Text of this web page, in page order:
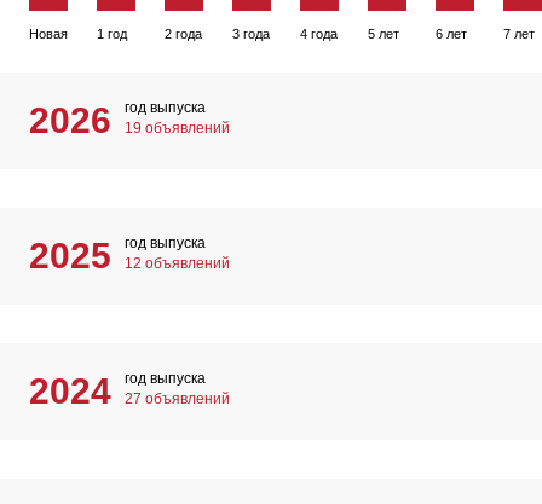
Новая 1 год 2 года 3 года 4 года 5 лет 6 лет 7 лет
2026
год выпуска
19 объявлений
2025
год выпуска
12 объявлений
2024
год выпуска
27 объявлений